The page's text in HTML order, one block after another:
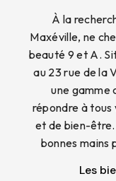
À la
Maxéville, ne
beauté 9 et A.
au 23 rue de la
une gamme
répondre à tous
et de bien-
bonnes mains
Les